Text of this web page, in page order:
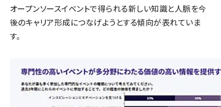
オープンソースイベントで得られる新しい知識と人脈を今
後のキャリア形成につなげようとする傾向が表れていま
す。